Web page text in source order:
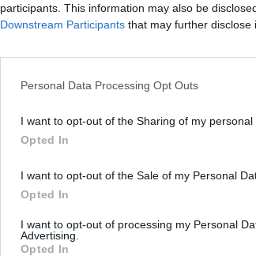
participants. This information may also be
Downstream Participants that may further disclose
Personal Data Processing Opt Outs
I want to opt-out of the Sharing of my personal
Opted In
I want to opt-out of the Sale of my Personal
Opted In
I want to opt-out of processing my Personal
Advertising.
Opted In
Italian-Speaking B2B
from Home)
ΘΕΣΣΑΛΟΝΙΚΗ
Italian Customer Service